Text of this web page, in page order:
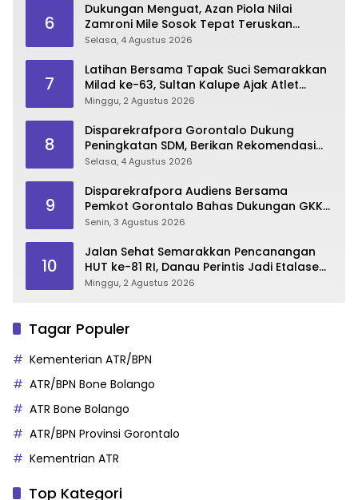
6
Dukungan Menguat, Azan Piola Nilai
Zamroni Mile Sosok Tepat Teruskan
Pembangunan Bone Bolango
Selasa, 4 Agustus 2026
7
Latihan Bersama Tapak Suci Semarakkan
Milad ke-63, Sultan Kalupe Ajak Atlet
Lestarikan Budaya Bela Diri
Minggu, 2 Agustus 2026
8
Disparekrafpora Gorontalo Dukung
Peningkatan SDM, Berikan Rekomendasi
Studi S3 bagi Pegawai
Selasa, 4 Agustus 2026
9
Disparekrafpora Audiens Bersama
Pemkot Gorontalo Bahas Dukungan GKK
2026
Senin, 3 Agustus 2026
10
Jalan Sehat Semarakkan Pencanangan
HUT ke-81 RI, Danau Perintis Jadi Etalase
Wisata Gorontalo
Minggu, 2 Agustus 2026
Tagar Populer
Kementerian ATR/BPN
ATR/BPN Bone Bolango
ATR Bone Bolango
ATR/BPN Provinsi Gorontalo
Kementrian ATR
Top Kategori